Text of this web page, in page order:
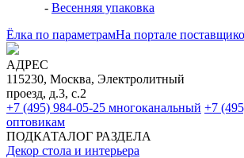
- Весенняя упаковка
Ёлка по параметрамНа портале
АДРЕС
115230, Москва, Электролитный
проезд, д.3, с.2
+7 (495) 984-05-25 многоканальный +7
оптовикам
ПОДКАТАЛОГ РАЗДЕЛА
Декор стола и интерьера